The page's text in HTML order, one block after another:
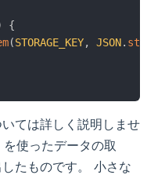
{
(STORAGE_KEY, JSON.
ては詳しく説明しませ
を使ったデータの取
たものです。 小さな